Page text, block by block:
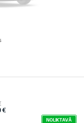
€
NOLIKTAVĀ